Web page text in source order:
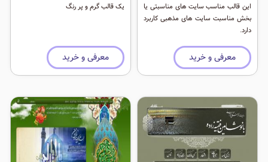
این قالب مناسب سایت های مناسبتی یا
بخش مناسبت سایت های مذهبی کاربرد
دارد.
معرفی و خرید
یک قالب گرم و پر رنگ
معرفی و خرید